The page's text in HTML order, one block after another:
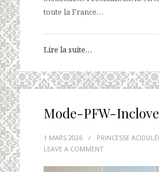
toute la France…
Lire la suite…
Mode-PFW-
1 MARS 2026 / PRINCESSE
LEAVE A COMMENT